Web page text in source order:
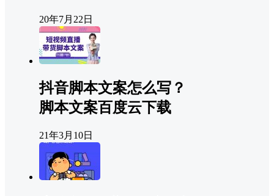
20年7月22日
抖音脚本文案怎么写？
脚本文案百度云下载
21年3月10日